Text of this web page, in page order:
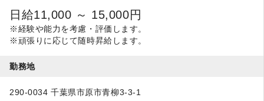
日給11,000 ～ 15,000円
※経験や能力を考慮・評価します。
※頑張りに応じて随時昇給します。
勤務地
290-0034 千葉県市原市青柳3-3-1